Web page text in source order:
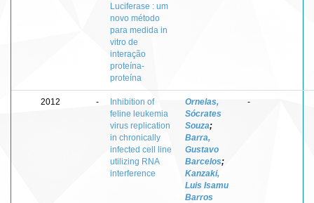
Luciferase : um
novo método
para medida in
vitro de
interação
proteína-
proteína
2012 -
Inhibition of
feline leukemia
virus replication
in chronically
infected cell line
utilizing RNA
interference
Ornelas,
Sócrates
Souza;
Barra,
Gustavo
Barcelos;
Kanzaki,
Luis Isamu
Barros
-